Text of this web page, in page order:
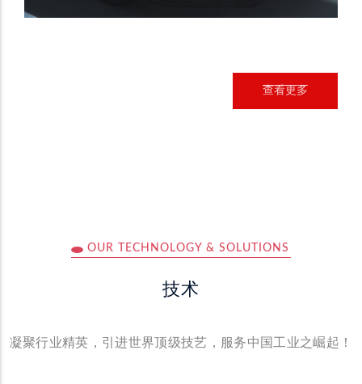
查看更多
OUR TECHNOLOGY & SOLUTIONS
技术
凝聚行业精英，引进世界顶级技艺，服务中国工业之崛起！